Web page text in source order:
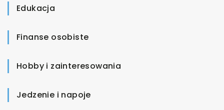
Edukacja
Finanse osobiste
Hobby i zainteresowania
Jedzenie i napoje